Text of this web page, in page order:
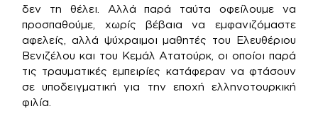
δεν τη θέλει. Αλλά παρά ταύτα οφείλουμε να
προσπαθούμε, χωρίς βέβαια να εμφανιζόμαστε
αφελείς, αλλά ψύχραιμοι μαθητές του Ελευθέριου
Βενιζέλου και του Κεμάλ Ατατούρκ, οι οποίοι παρά
τις τραυματικές εμπειρίες κατάφεραν να φτάσουν
σε υποδειγματική για την εποχή ελληνοτουρκική
φιλία.